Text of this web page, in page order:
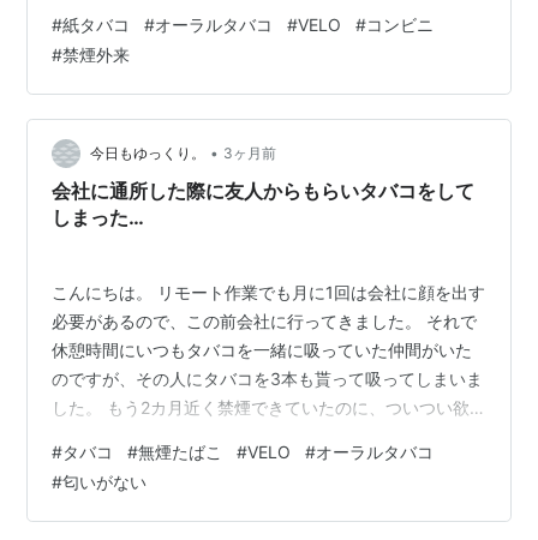
た…。 ただし、紙タバコを吸う時はコンビニへ行った時
限定にしようと思っています。 普段会社や家に居る時
は、オーラルタバコのVELOを歯茎に挟んでおきますが、
コンビニへ出掛けた時には紙タバコを吸おうという方針
に変えました。 あと会社の人から本気でタバコを止めた
いのであれば禁煙…
#紙タバコ #オーラルタバコ #VELO #コンビニ
#禁煙外来
今日もゆっくり。 • 3ヶ月前
会社に通所した際に友人からもらいタバコをして
しまった…
こんにちは。 リモート作業でも月に1回は会社に顔を出す
必要があるので、この前会社に行ってきました。 それで
休憩時間にいつもタバコを一緒に吸っていた仲間がいた
のですが、その人にタバコを3本も貰って吸ってしまいま
した。 もう2カ月近く禁煙できていたのに、ついつい欲
く2カ月近くニコレットを噛んでタバコを我慢していたの
に、タバコを吸ってしまったら台無しです。 勿体ない事
をしました。 貰いタバコをしたせいでタバコへの欲求が
#タバコ #無煙たばこ #VELO #オーラルタバコ
#匂いがない